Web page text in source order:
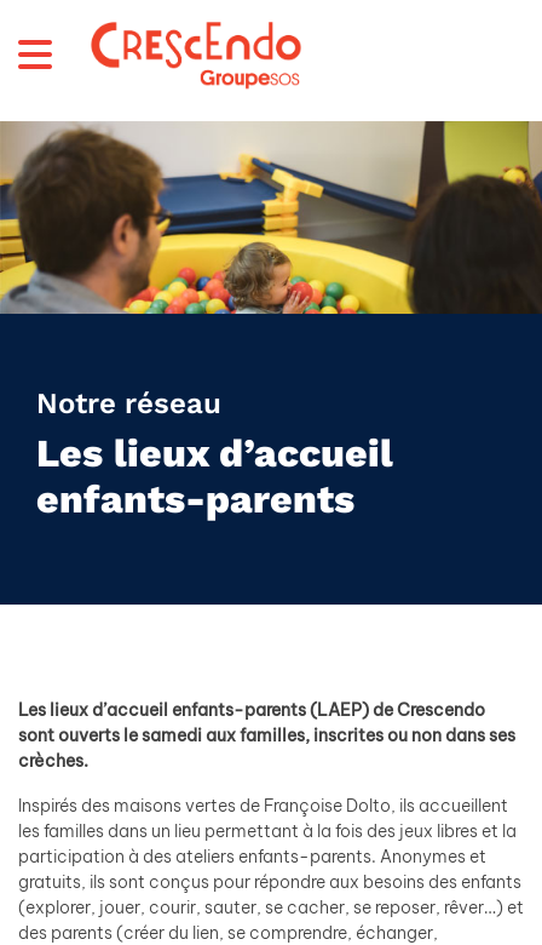
Notre réseau
Les lieux d’accueil
enfants-parents
Les lieux d’accueil enfants-parents (LAEP) de Crescendo
sont ouverts le samedi aux familles, inscrites ou non dans ses
crèches.
Inspirés des maisons vertes de Françoise Dolto, ils accueillent
les familles dans un lieu permettant à la fois des jeux libres et la
participation à des ateliers enfants-parents. Anonymes et
gratuits, ils sont conçus pour répondre aux besoins des enfants
(explorer, jouer, courir, sauter, se cacher, se reposer, rêver…) et
des parents (créer du lien, se comprendre, échanger,